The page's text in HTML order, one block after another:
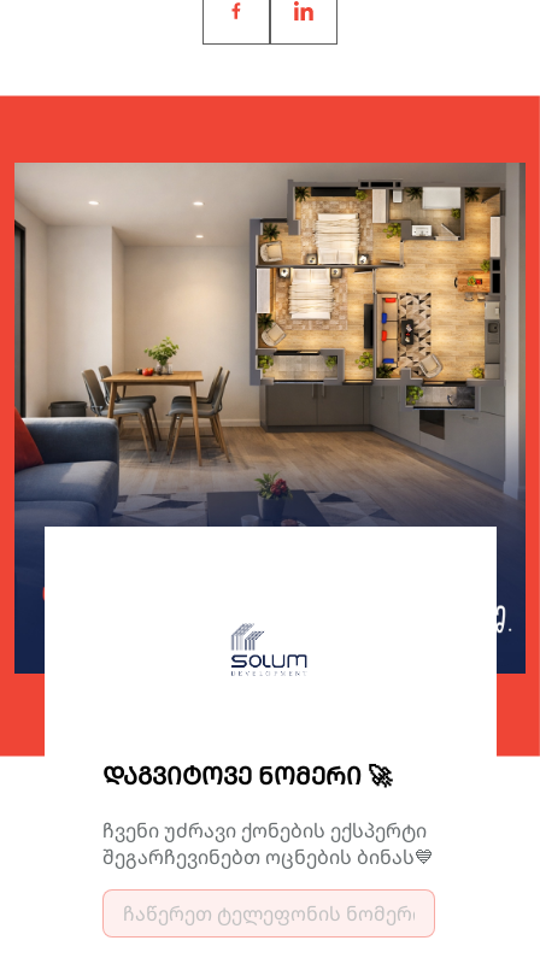
ᲓᲐᲒᲕᲘᲢᲝᲕᲔ ᲜᲝᲛᲔᲠᲘ 🚀
ჩვენი უძრავი ქონების ექსპერტი
შეგარჩევინებთ ოცნების ბინას💙
0 0